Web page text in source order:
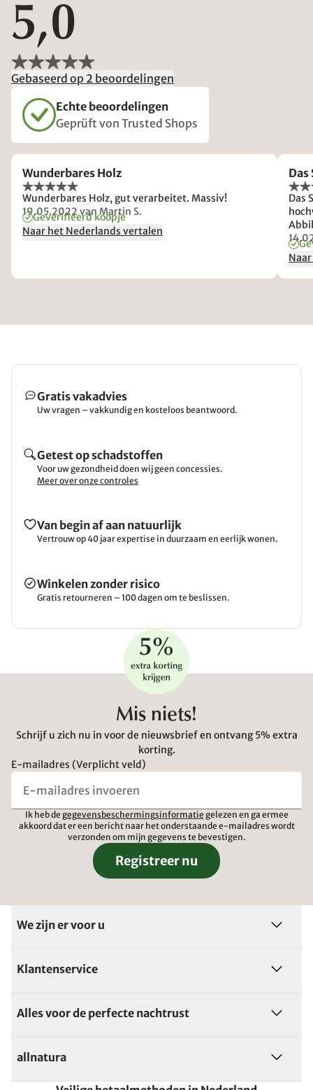
5,0
Gebaseerd op 2 beoordelingen
Echte beoordelingen
Geprüft von Trusted Shops
Wunderbares Holz
Wunderbares Holz, gut verarbeitet. Massiv!
19.05.2022 van Martin S.
Geverifieerd koopje
Naar het Nederlands vertalen
Das
jetzt
Gratis vakadvies
Uw vragen – vakkundig en kosteloos beantwoord.
Getest op schadstoffen
Voor uw gezondheid doen wij geen concessies.
Meer over onze controles
Van begin af aan natuurlijk
Vertrouw op 40 jaar expertise in duurzaam en eerlijk wonen.
Winkelen zonder risico
Gratis retourneren – 100 dagen om te beslissen.
Mis niets!
Schrijf u zich nu in voor de nieuwsbrief en ontvang 5% extra
korting.
E-mailadres (Verplicht veld)
Ik heb de gegevensbeschermingsinformatie gelezen en ga ermee
akkoord dat er een bericht naar het onderstaande e-mailadres wordt
verzonden om mijn gegevens te bevestigen.
Registreer nu
We zijn er voor u
Klantenservice
Alles voor de perfecte nachtrust
allnatura